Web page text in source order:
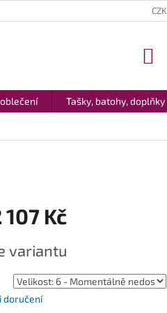
CZK
Tašky, batohy, doplňky
107 Kč
variantu
doručení